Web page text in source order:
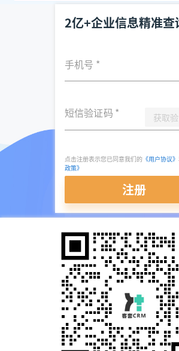
2亿+企业信息精准查
手机号 *
短信验证码 * 获取
点击注册表示您已同意我们的 《用户协议》
政策》
注册